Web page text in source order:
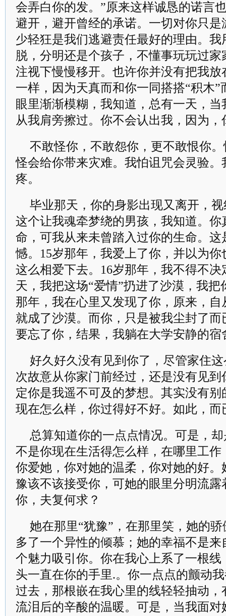
会弄白你的发。”原来这样诚恳的诺言
避开，避开曾经的承诺。一切对你只
少轻狂是我们逃避责任最好的理由。
脱，分明还是个孩子，不懂事玩玩过
注视下慢慢移开。也许你并没有把我
一样，因为天真而和你一同搭搭“积木
眼里渐渐模糊，我知道，总有一天，
从我肩旁擦过。你不会认出我，因为
不敢怪你，不敢怨你，更不敢恨你
怪会给你带来灾难。我怕诅咒会灵验
疼。
毕业那天，你的身影出现又离开，
这个让我魂牵梦绕的男孩，我知道。
命，可我从来未曾踏入过你的生命。
憾。15岁那年，我爱上了你，并以为
这么相爱下去。16岁那年，我不得不
天，我把这场“爱情”扔进了沙漠，我把
那年，我在心里又发现了你，原来，
就成了沙漠。而你，只是被我尘封了
要忘了你，结果，我躺在大学安静的
好久好久没有见到你了，尽管家住
次故意从你家门前经过，还是没有见
定你是我遥不可及的梦想。其实没有
现在怎么样，你过得好不好。如此，而
总算知道你的一点点情况。可是，
不是你现在生活得怎么样，在哪里工
你爱她，你对她的温柔，你对她的好
豫该不该接受你，可她的眼里分明流
你，夫复何求？
她在那里“犹豫”，在那里笑，她的
多了一个异性的倾慕；她的幸福不是
个魅力吸引你。你在我心上系了一根
头一直在你的手里.。你一点点的颤动
过去，那根嵌在我心里的线轻轻抽动
流泪后的辛酸的温暖。可是，当我面